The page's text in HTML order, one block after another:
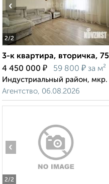
2/2
‹
3-к квартира, вторичка,
4 450 000 ₽ 59 800 ₽ за м²
Индустриальный район,
Агентство, 06.08.2026
2/2
‹